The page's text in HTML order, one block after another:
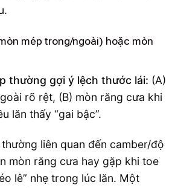
mép trong/ngoài) hoặc mòn
thường gợi ý lệch thước lái: (A)
rõ rệt, (B) mòn răng cưa khi
lăn thấy “gai bậc”.
liên quan đến camber/độ
mòn răng cưa hay gặp khi toe
lê” nhẹ trong lúc lăn. Một